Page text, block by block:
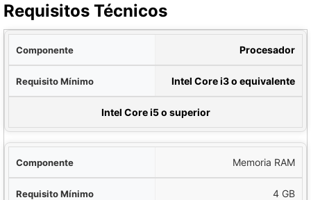
Requisitos Técnicos
Procesador
Intel Core i3 o equivalente
Intel Core i5 o superior
Memoria RAM
4 GB